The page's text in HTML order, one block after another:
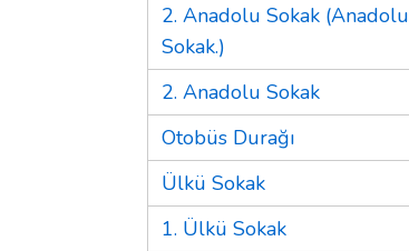
2. Anadolu Sokak (Anadolu
Sokak.)
2. Anadolu Sokak
Otobüs Durağı
Ülkü Sokak
1. Ülkü Sokak